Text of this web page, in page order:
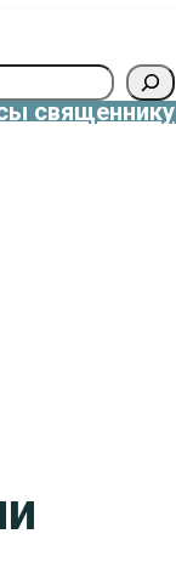
священнику